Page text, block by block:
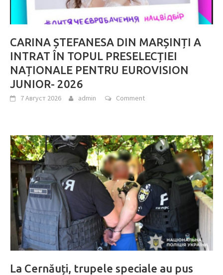
CARINA ȘTEFANESA DIN MARȘINȚI A
INTRAT ÎN TOPUL PRESELECȚIEI
NAȚIONALE PENTRU EUROVISION
JUNIOR- 2026
7 Август 2026 admin Comment
La Cernăuți, trupele speciale au pus